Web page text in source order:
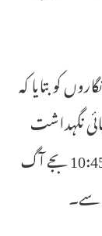
کو بتایا کہ
نگہداشت
یونٹ (این آئی سی یو) میں جمعہ کی رات تقریباً 10:45 بجے آگ
سے۔